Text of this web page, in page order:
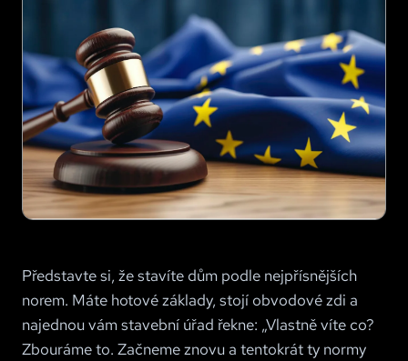
Představte si, že stavíte dům podle nejpřísnějších
norem. Máte hotové základy, stojí obvodové zdi a
najednou vám stavební úřad řekne: „Vlastně víte co?
Zbouráme to. Začneme znovu a tentokrát ty normy